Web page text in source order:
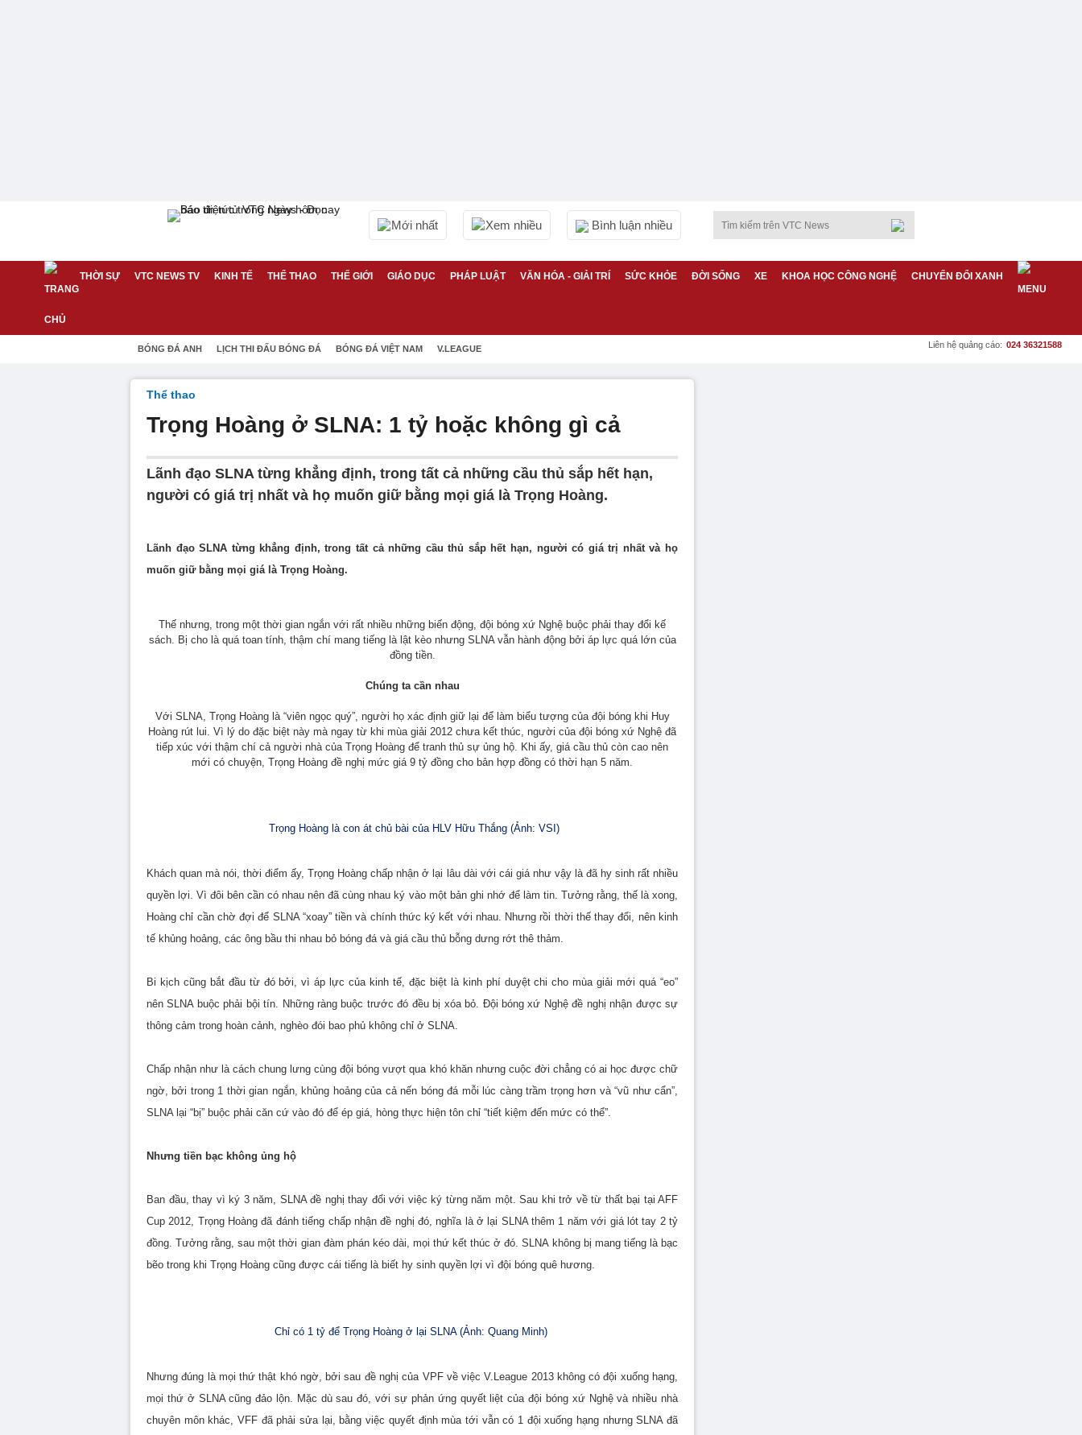
Mới nhất Xem nhiều Bình luận nhiều
THỜI SỰ VTC NEWS TV KINH TẾ THỂ THAO THẾ GIỚI GIÁO DỤC PHÁP LUẬT VĂN HÓA - GIẢI TRÍ SỨC KHỎE ĐỜI SỐNG XE KHOA HỌC CÔNG NGHỆ CHUYỂN ĐỔI XANH
BÓNG ĐÁ ANH LỊCH THI ĐẤU BÓNG ĐÁ BÓNG ĐÁ VIỆT NAM V.LEAGUE Liên hệ quảng cáo: 024 36321588
Thể thao
Trọng Hoàng ở SLNA: 1 tỷ hoặc không gì cả
Lãnh đạo SLNA từng khẳng định, trong tất cả những cầu thủ sắp hết hạn,
người có giá trị nhất và họ muốn giữ bằng mọi giá là Trọng Hoàng.
Lãnh đạo SLNA từng khẳng định, trong tất cả những cầu thủ sắp hết hạn, người có giá trị nhất và họ
muốn giữ bằng mọi giá là Trọng Hoàng.
Thế nhưng, trong một thời gian ngắn với rất nhiều những biến động, đội bóng xứ Nghệ buộc phải thay đổi kế
sách. Bị cho là quá toan tính, thậm chí mang tiếng là lật kèo nhưng SLNA vẫn hành động bởi áp lực quá lớn của
đồng tiền.
Chúng ta cần nhau
Với SLNA, Trọng Hoàng là “viên ngọc quý”, người họ xác định giữ lại để làm biểu tượng của đội bóng khi Huy
Hoàng rút lui. Vì lý do đặc biệt này mà ngay từ khi mùa giải 2012 chưa kết thúc, người của đội bóng xứ Nghệ đã
tiếp xúc với thậm chí cả người nhà của Trọng Hoàng để tranh thủ sự ủng hộ. Khi ấy, giá cầu thủ còn cao nên
mới có chuyện, Trọng Hoàng đề nghị mức giá 9 tỷ đồng cho bản hợp đồng có thời hạn 5 năm.
Trọng Hoàng là con át chủ bài của HLV Hữu Thắng (Ảnh: VSI)
Khách quan mà nói, thời điểm ấy, Trọng Hoàng chấp nhận ở lại lâu dài với cái giá như vậy là đã hy sinh rất nhiều
quyền lợi. Vì đôi bên cần có nhau nên đã cùng nhau ký vào một bản ghi nhớ để làm tin. Tưởng rằng, thế là xong,
Hoàng chỉ cần chờ đợi để SLNA “xoay” tiền và chính thức ký kết với nhau. Nhưng rồi thời thế thay đổi, nên kinh
tế khủng hoảng, các ông bầu thi nhau bỏ bóng đá và giá cầu thủ bỗng dưng rớt thê thảm.
Bi kịch cũng bắt đầu từ đó bởi, vì áp lực của kinh tế, đặc biệt là kinh phí duyệt chi cho mùa giải mới quá “eo”
nên SLNA buộc phải bội tín. Những ràng buộc trước đó đều bị xóa bỏ. Đội bóng xứ Nghệ đề nghị nhận được sự
thông cảm trong hoàn cảnh, nghèo đói bao phủ không chỉ ở SLNA.
Chấp nhận như là cách chung lưng cùng đội bóng vượt qua khó khăn nhưng cuộc đời chẳng có ai học được chữ
ngờ, bởi trong 1 thời gian ngắn, khủng hoảng của cả nến bóng đá mỗi lúc càng trầm trọng hơn và “vũ như cẩn”,
SLNA lại “bị” buộc phải căn cứ vào đó để ép giá, hòng thực hiện tôn chỉ “tiết kiệm đến mức có thể”.
Nhưng tiền bạc không ủng hộ
Ban đầu, thay vì ký 3 năm, SLNA đề nghị thay đổi với việc ký từng năm một. Sau khi trở về từ thất bại tại AFF
Cup 2012, Trọng Hoàng đã đánh tiếng chấp nhận đề nghị đó, nghĩa là ở lại SLNA thêm 1 năm với giá lót tay 2 tỷ
đồng. Tưởng rằng, sau một thời gian đàm phán kéo dài, mọi thứ kết thúc ở đó. SLNA không bị mang tiếng là bạc
bẽo trong khi Trọng Hoàng cũng được cái tiếng là biết hy sinh quyền lợi vì đội bóng quê hương.
Chỉ có 1 tỷ để Trọng Hoàng ở lại SLNA (Ảnh: Quang Minh)
Nhưng đúng là mọi thứ thật khó ngờ, bởi sau đề nghị của VPF về việc V.League 2013 không có đội xuống hạng,
mọi thứ ở SLNA cũng đảo lộn. Mặc dù sau đó, với sự phản ứng quyết liệt của đội bóng xứ Nghệ và nhiều nhà
chuyên môn khác, VFF đã phải sửa lại, bằng việc quyết định mùa tới vẫn có 1 đội xuống hạng nhưng SLNA đã